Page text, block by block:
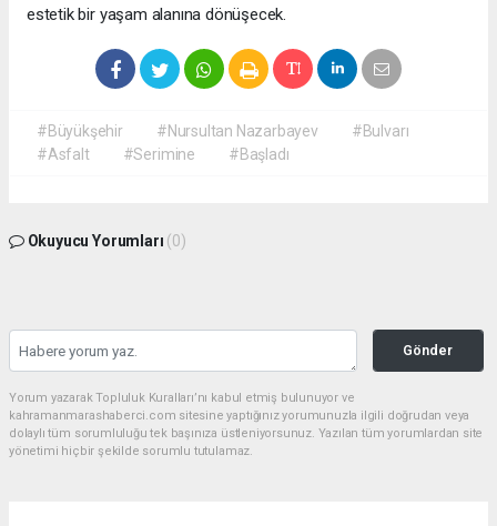
estetik bir yaşam alanına dönüşecek.
#Büyükşehir #Nursultan Nazarbayev
#Bulvarı
#Asfalt
#Serimine #Başladı
Okuyucu Yorumları (0)
Gönder
Yorum yazarak Topluluk Kuralları’nı kabul etmiş bulunuyor ve
kahramanmarashaberci.com sitesine yaptığınız yorumunuzla ilgili doğrudan veya
dolaylı tüm sorumluluğu tek başınıza üstleniyorsunuz. Yazılan tüm yorumlardan site
yönetimi hiçbir şekilde sorumlu tutulamaz.